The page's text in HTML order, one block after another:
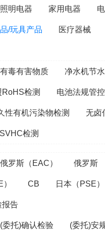
照明电器 家用电器
/玩具产品 医疗器械
有毒有害物质 净水机节
检测 电池法规管
性有机污染物检测 无卤
检测
俄罗斯（EAC） 俄罗斯
CB 日本（PSE）
报告
(委托)确认检验 (委托)安